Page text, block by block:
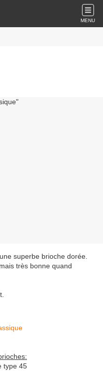
MENU
superbe brioche dorée.
très bonne quand
type 45